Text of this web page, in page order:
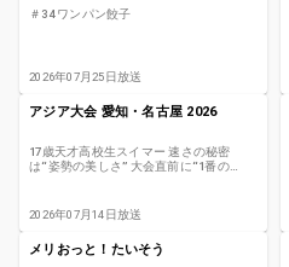
＃34 ワンパン餃子
2026年07月25日放送
アジア大会 愛知・名古屋 2026
17歳天才高校生スイマー 速さの秘密
は“姿勢の美しさ” 大会直前に“1番のフ
2026年07月14日放送
メリおっと！たいそう